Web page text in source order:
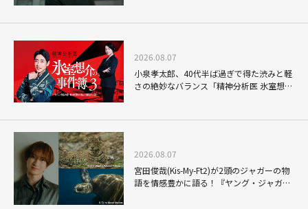
2026.08.07
小泉孝太郎、40代半ば過ぎで得た渋みと軽
さの絶妙なバランス「精神分析医 氷室想介
2026.08.07
宮田俊哉(Kis-My-Ft2)が2頭のジャガーの物
語を情感豊かに語る！『ヤング・ジャガ